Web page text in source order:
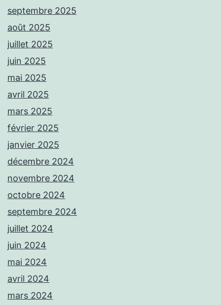
septembre 2025
août 2025
juillet 2025
juin 2025
mai 2025
avril 2025
mars 2025
février 2025
janvier 2025
décembre 2024
novembre 2024
octobre 2024
septembre 2024
juillet 2024
juin 2024
mai 2024
avril 2024
mars 2024